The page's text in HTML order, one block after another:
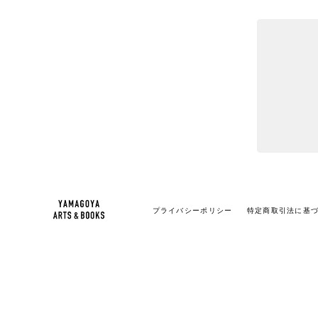
プライバシーポリシー 特定商取引法に基